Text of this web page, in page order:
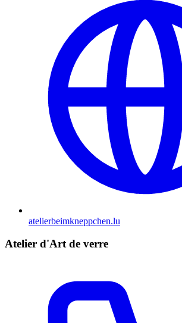
atelierbeimkneppchen.lu
Atelier d'Art de verre